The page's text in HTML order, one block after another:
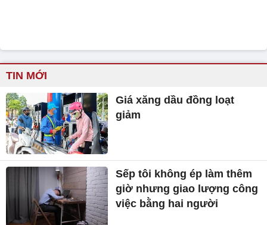
TIN MỚI
Giá xăng dầu đồng loạt
giảm
Sếp tôi không ép làm thêm
giờ nhưng giao lượng công
việc bằng hai người